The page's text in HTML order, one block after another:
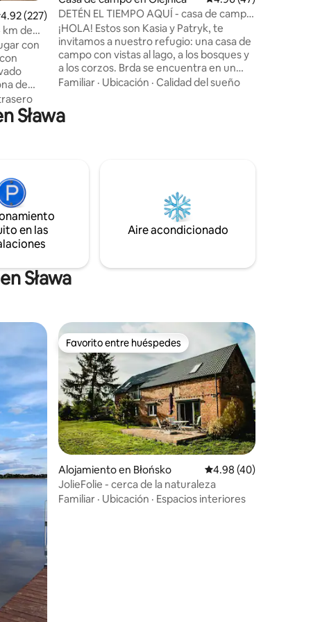
promedio: 4.92 de 5, 227 reseñas
4.92 (227)
de
con
de
Tiene
La
que
A2.
DETÉN EL TIEMPO AQUÍ - casa de campo
junto al lago
¡HOLA! Estos son Kasia y Patryk, te
invitamos a nuestro refugio: una casa de
campo con vistas al lago, a los bosques y
a los corzos. Brda se encuentra en un
pequeño pueblo tranquilo en
bicicletas, jacuzzi, sauna, kayaks. La casa
alojamiento <3 En insta: here_STOP_TIME
Familiar · Ubicación · Calidad del sueño
Sława
en las
Aire acondicionado
Sława
Favorito entre huéspedes
Favorito entre huéspedes
Alojamiento en Błońsko Calificación
4.98 (40)
JolieFolie - cerca de la naturaleza
Familiar · Ubicación · Espacios interiores